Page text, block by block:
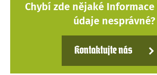
Chybí zde nějaké
údaje nesprávné?
Kontaktujte nás